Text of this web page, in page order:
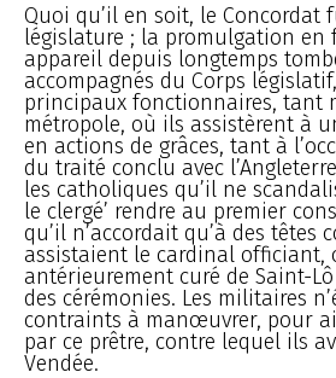
Quoi qu’il en soit, le
législature ; la promulgation en
appareil depuis longtemps
accompagnés du Corps
principaux fonctionnaires, tant
métropole, où ils assistèrent à
en actions de grâces, tant à
du traité conclu avec
les catholiques qu’il ne
le clergé’ rendre au premier
qu’il n’accordait qu’à des têtes
assistaient le cardinal officiant,
antérieurement curé de Saint-
des cérémonies. Les militaires
contraints à manœuvrer, pour
par ce prêtre, contre lequel ils
Vendée.